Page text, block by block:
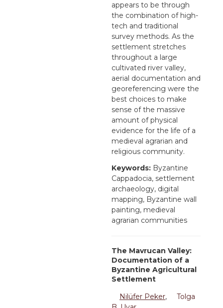
appears to be through
the combination of high-
tech and traditional
survey methods. As the
settlement stretches
throughout a large
cultivated river valley,
aerial documentation and
georeferencing were the
best choices to make
sense of the massive
amount of physical
evidence for the life of a
medieval agrarian and
religious community.
Keywords: Byzantine
Cappadocia, settlement
archaeology, digital
mapping, Byzantine wall
painting, medieval
agrarian communities
The Mavrucan Valley:
Documentation of a
Byzantine Agricultural
Settlement
Nilüfer Peker,
Tolga